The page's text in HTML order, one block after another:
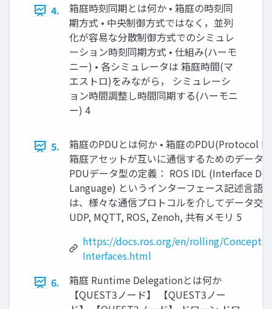
4.
箱庭時刻同期とは何か • 箱庭の時刻同
期方式 • 中央制御方式ではなく，並列
化が容易な分散制御方式でのシミュレ
ーション時刻同期方式 • 仕組み(ハーモ
ニー) • 各シミュレータは 箱庭時間(マ
エストロ)をみながら， シミュレーシ
ョン時間調整し時間同期する(ハーモニ
ー) 4
5.
箱庭のPDUとは何か • 箱庭のPDU(Protocol
箱庭アセットが互いに通信するためのデータ
PDUデータ型の定義： ROS IDL (Interface
Language) というインターフェース記述言語
は、様々な通信プロトコルを介してデータ交
UDP, MQTT, ROS, Zenoh, 共有メモリ 5
https://docs.ros.org/en/rolling/Concepts/
Interfaces.html
6.
箱庭 Runtime Delegationとは何か
【QUEST3ノード】 【QUEST3ノー